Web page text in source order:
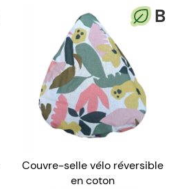
B
Couvre-selle vélo réversible
en coton